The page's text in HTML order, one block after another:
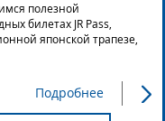
полезной
билетах JR Pass,
японской трапезе,
Подробнее